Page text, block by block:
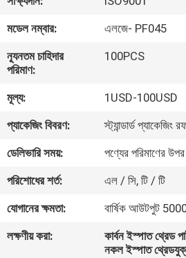
কারখানা
ভ্রমণ
মান
নিয়ন্ত্রণ
যোগাযোগ
করুন
খবর
মডেল নম্বার:
এলজে- PF045
ন্যূনতম চাহিদার
পরিমাণ:
100PCS
মূল্য:
1USD-100USD
প্যাকেজিং বিবরণ:
স্ট্যান্ডার্ড প্যাকেজিং
ডেলিভারি সময়:
পণ্যের পরিমাণের
পরিশোধের শর্ত:
এল / সি, টি / টি
যোগানের ক্ষমতা:
বার্ষিক আউটপুট
লক্ষণীয় করা:
কার্বন ইস্পাত থ্রেড
নকল ইস্পাত